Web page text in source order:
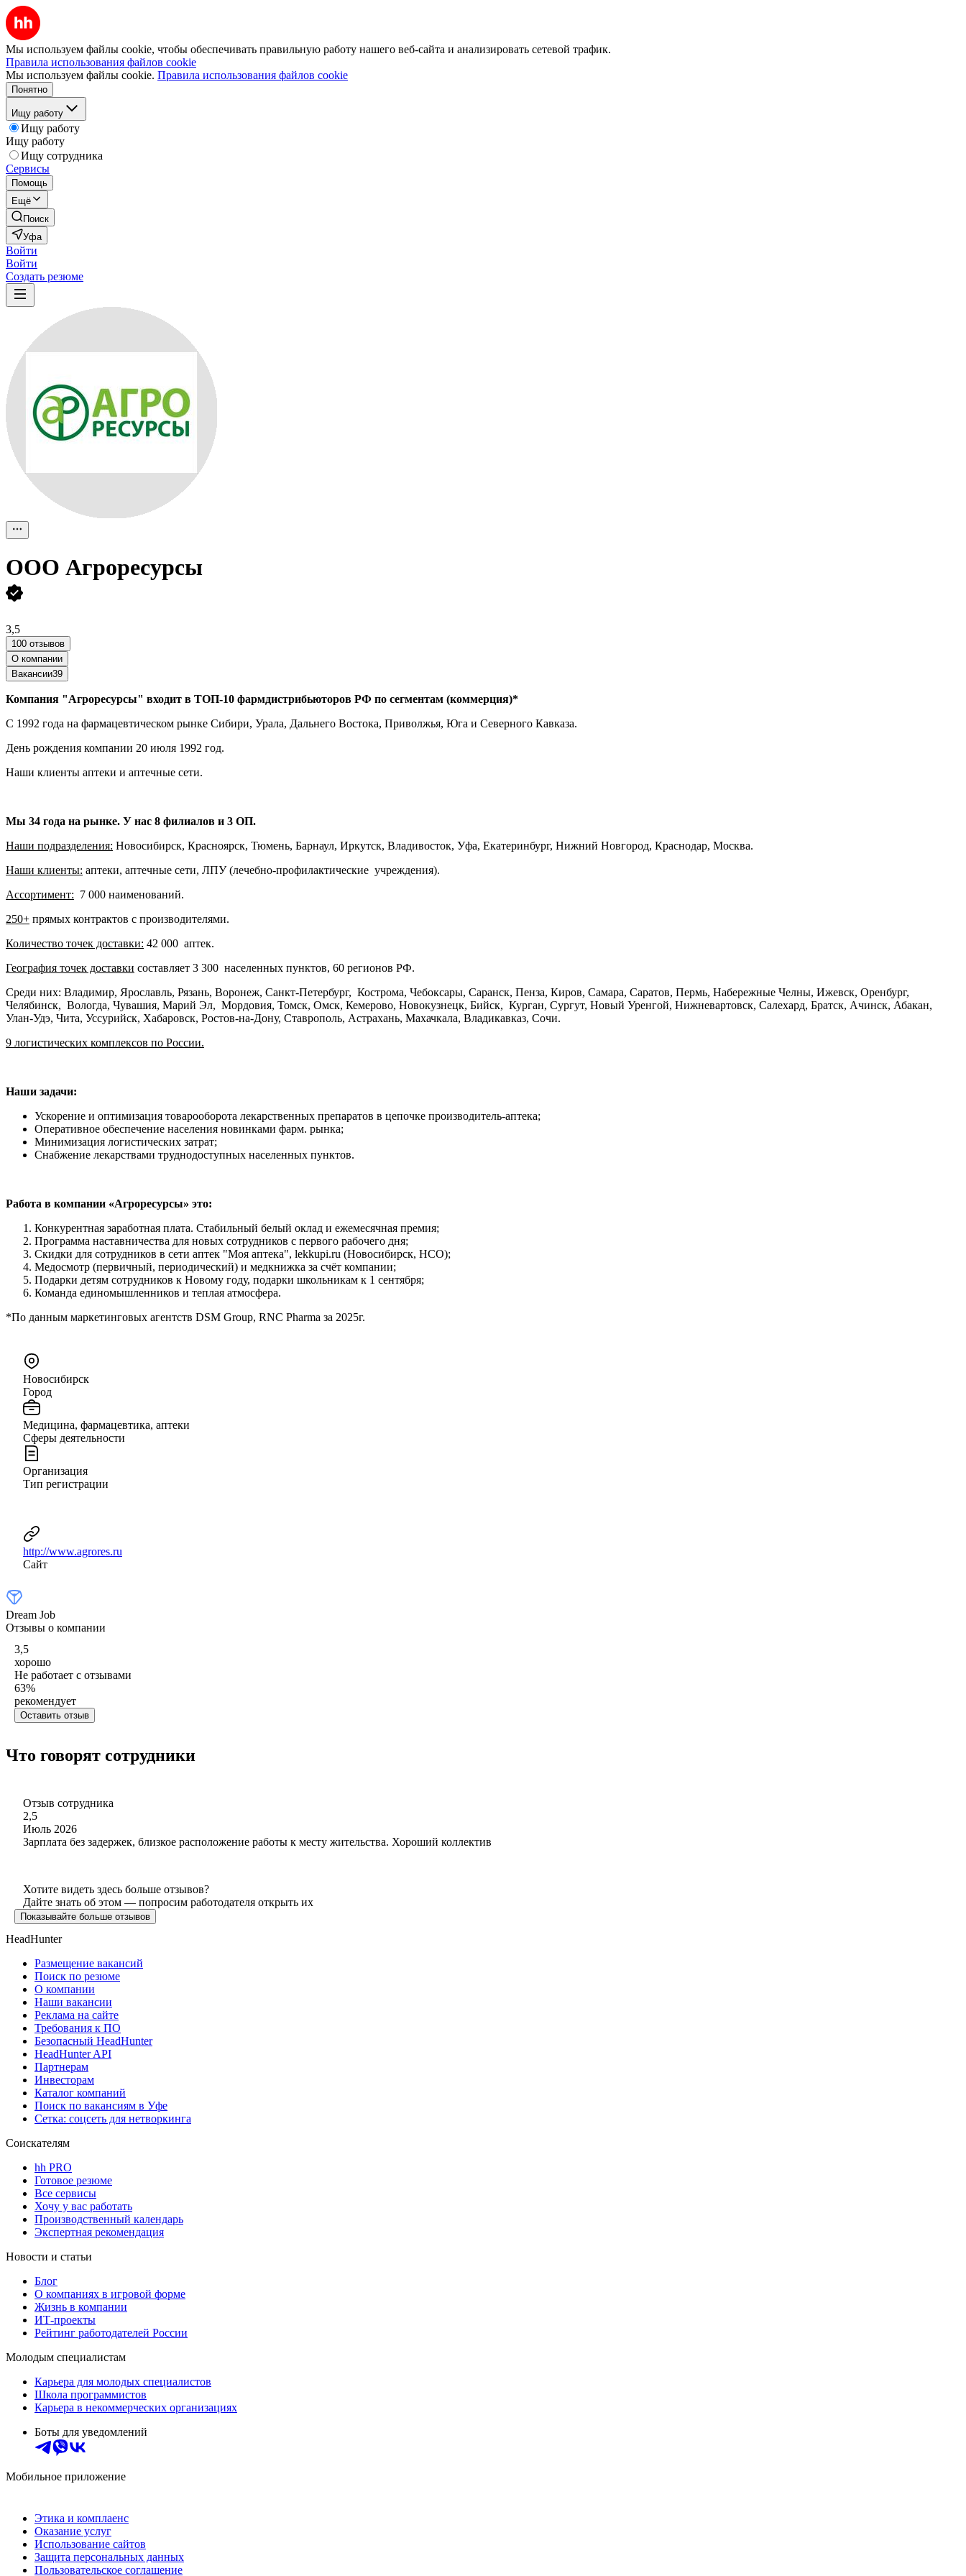
Мы используем файлы cookie, чтобы обеспечивать правильную работу нашего веб-сайта и анализировать сетевой трафик.
Правила использования файлов cookie
Мы используем файлы cookie. Правила использования файлов cookie
Понятно
Ищу работу
Ищу работу
Ищу работу
Ищу сотрудника
Сервисы
Помощь
Ещё
Поиск
Уфа
Войти
Войти
Создать резюме
ООО Агроресурсы
3,5
100 отзывов
О компании
Вакансии39
Компания "Агроресурсы" входит в ТОП-10 фармдистрибьюторов РФ по сегментам (коммерция)*
С 1992 года на фармацевтическом рынке Сибири, Урала, Дальнего Востока, Приволжья, Юга и Северного Кавказа.
День рождения компании 20 июля 1992 год.
Наши клиенты аптеки и аптечные сети.
Мы 34 года на рынке. У нас 8 филиалов и 3 ОП.
Наши подразделения: Новосибирск, Красноярск, Тюмень, Барнаул, Иркутск, Владивосток, Уфа, Екатеринбург, Нижний Новгород, Краснодар, Москва.
Наши клиенты: аптеки, аптечные сети, ЛПУ (лечебно-профилактические учреждения).
Ассортимент: 7 000 наименований.
250+ прямых контрактов с производителями.
Количество точек доставки: 42 000 аптек.
География точек доставки составляет 3 300 населенных пунктов, 60 регионов РФ.
Среди них: Владимир, Ярославль, Рязань, Воронеж, Санкт-Петербург, Кострома, Чебоксары, Саранск, Пенза, Киров, Самара, Саратов, Пермь, Набережные Челны, Ижевск, Оренбург,
Челябинск, Вологда, Чувашия, Марий Эл, Мордовия, Томск, Омск, Кемерово, Новокузнецк, Бийск, Курган, Сургут, Новый Уренгой, Нижневартовск, Салехард, Братск, Ачинск, Абакан,
Улан-Удэ, Чита, Уссурийск, Хабаровск, Ростов-на-Дону, Ставрополь, Астрахань, Махачкала, Владикавказ, Сочи.
9 логистических комплексов по России.
Наши задачи:
Ускорение и оптимизация товарооборота лекарственных препаратов в цепочке производитель-аптека;
Оперативное обеспечение населения новинками фарм. рынка;
Минимизация логистических затрат;
Снабжение лекарствами труднодоступных населенных пунктов.
Работа в компании «Агроресурсы» это:
Конкурентная заработная плата. Стабильный белый оклад и ежемесячная премия;
Программа наставничества для новых сотрудников с первого рабочего дня;
Скидки для сотрудников в сети аптек "Моя аптека", lekkupi.ru (Новосибирск, НСО);
Медосмотр (первичный, периодический) и медкнижка за счёт компании;
Подарки детям сотрудников к Новому году, подарки школьникам к 1 сентября;
Команда единомышленников и теплая атмосфера.
*По данным маркетинговых агентств DSM Group, RNC Pharma за 2025г.
Новосибирск
Город
Медицина, фармацевтика, аптеки
Сферы деятельности
Организация
Тип регистрации
http://www.agrores.ru
Сайт
Dream Job
Отзывы о компании
3,5
хорошо
Не работает с отзывами
63%
рекомендует
Оставить отзыв
Что говорят сотрудники
Отзыв сотрудника
2,5
Июль 2026
Зарплата без задержек, близкое расположение работы к месту жительства. Хороший коллектив
Хотите видеть здесь больше отзывов?
Дайте знать об этом — попросим работодателя открыть их
Показывайте больше отзывов
HeadHunter
Размещение вакансий
Поиск по резюме
О компании
Наши вакансии
Реклама на сайте
Требования к ПО
Безопасный HeadHunter
HeadHunter API
Партнерам
Инвесторам
Каталог компаний
Поиск по вакансиям в Уфе
Сетка: соцсеть для нетворкинга
Соискателям
hh PRO
Готовое резюме
Все сервисы
Хочу у вас работать
Производственный календарь
Экспертная рекомендация
Новости и статьи
Блог
О компаниях в игровой форме
Жизнь в компании
ИТ-проекты
Рейтинг работодателей России
Молодым специалистам
Карьера для молодых специалистов
Школа программистов
Карьера в некоммерческих организациях
Боты для уведомлений
Мобильное приложение
Этика и комплаенс
Оказание услуг
Использование сайтов
Защита персональных данных
Пользовательское соглашение